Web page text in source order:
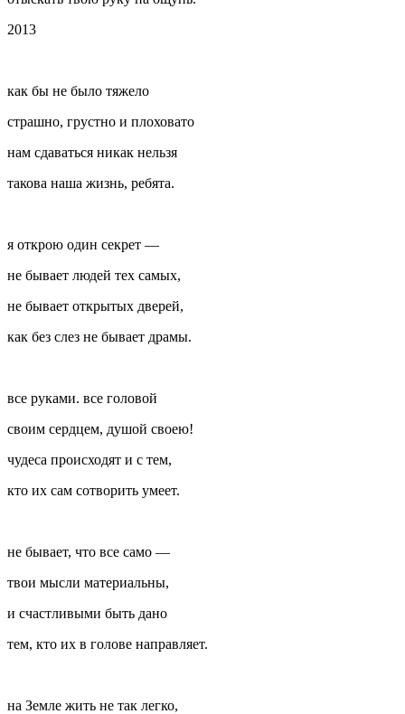
2013
как бы не было тяжело
страшно, грустно и плоховато
нам сдаваться никак нельзя
такова наша жизнь, ребята.
я открою один секрет —
не бывает людей тех самых,
не бывает открытых дверей,
как без слез не бывает драмы.
все руками. все головой
своим сердцем, душой своею!
чудеса происходят и с тем,
кто их сам сотворить умеет.
не бывает, что все само —
твои мысли материальны,
и счастливыми быть дано
тем, кто их в голове направляет.
на Земле жить не так легко,